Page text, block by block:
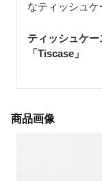
なティッシュケ
ティッシュケ
「Tiscase 」
商品画像